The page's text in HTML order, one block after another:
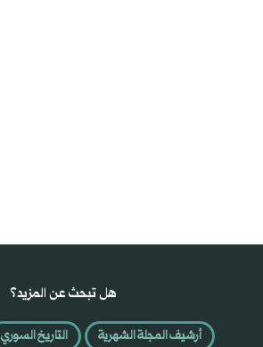
هل تبحث عن المزيد؟
أرشيف المجلة الشهرية التاريخ السوري